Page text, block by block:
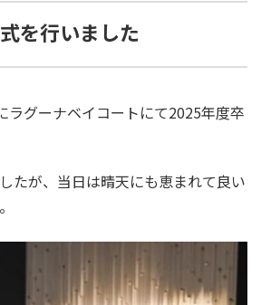
を行いました
ラグーナベイコートにて2025年度卒
たが、当日は晴天にも恵まれて良い